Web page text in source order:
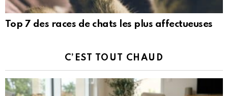
Top 7 des races de chats les plus affectueuses
C’EST TOUT CHAUD